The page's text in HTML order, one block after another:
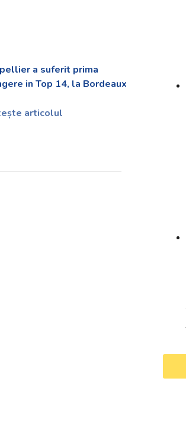
a suferit prima
in Top 14, la Bordeaux
articolul